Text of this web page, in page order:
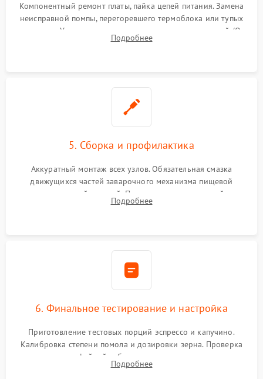
Компонентный ремонт платы, пайка цепей питания. Замена
неисправной помпы, перегоревшего термоблока или тупых
жерновов. Установка новых силиконовых уплотнителей (O-
ring) и тефлоновых трубок для надежного устранения
Подробнее
5. Сборка и профилактика
Аккуратный монтаж всех узлов. Обязательная смазка
движущихся частей заварочного механизма пищевой
силиконовой смазкой. Проведение программной
декальцинации и очистки системы от кофейных масел.
Подробнее
6. Финальное тестирование и настройка
Приготовление тестовых порций эспрессо и капучино.
Калибровка степени помола и дозировки зерна. Проверка
плотности кофейной таблетки, температуры напитка и
качества молочной пены. Контроль отсутствия посторонних
Подробнее